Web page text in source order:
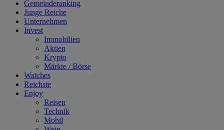
Gemeinderanking
Junge Reiche
Unternehmen
Invest
Immobilien
Aktien
Krypto
Märkte / Börse
Watches
Reichste
Enjoy
Reisen
Technik
Mobil